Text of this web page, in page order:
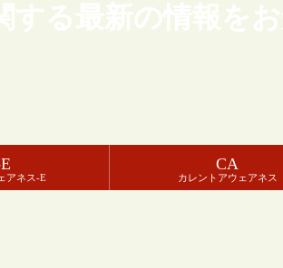
する最新の情報を
アネス-E
CA
カレントアウェアネス